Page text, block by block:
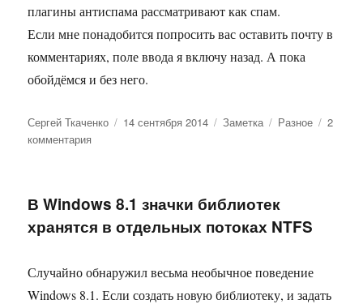
плагины антиспама рассматривают как спам.
Если мне понадобится попросить вас оставить почту в
комментариях, поле ввода я включу назад. А пока
обойдёмся и без него.
Автор
Сергей Ткаченко Опубликовано
14 сентября 2014 Формат
Заметка Рубрики
Разное
2
комментария
из
формы
комментариев
В Windows 8.1 значки библиотек
хранятся в отдельных потоках NTFS
Случайно обнаружил весьма необычное поведение
Windows 8.1. Если создать новую библиотеку, и задать